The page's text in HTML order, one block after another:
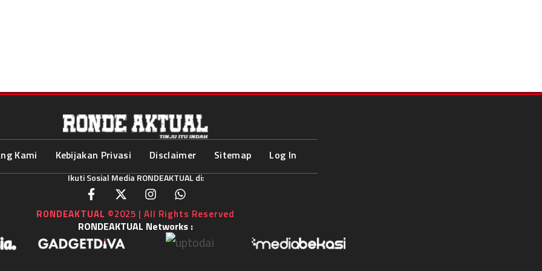
Kami Kebijakan Privasi Disclaimer Sitemap Log In
Ikuti Sosial Media RONDEAKTUAL di:
RONDEAKTUAL ©2025 | All Rights Reserved
RONDEAKTUAL Networks :